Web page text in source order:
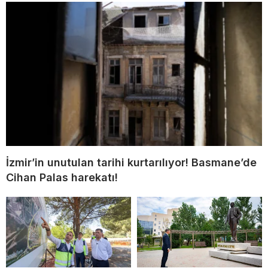
İzmir’in unutulan tarihi kurtarılıyor! Basmane’de
Cihan Palas harekatı!